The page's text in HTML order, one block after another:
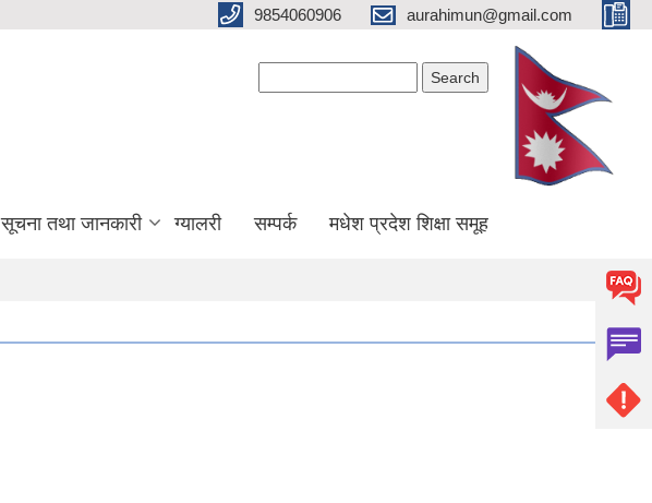
9854060906 aurahimun@gmail.com
सूचना तथा जानकारी ग्यालरी सम्पर्क मधेश प्रदेश शिक्षा समूह